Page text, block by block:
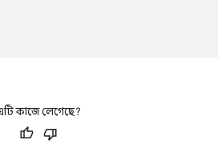
কাজে লেগেছে?